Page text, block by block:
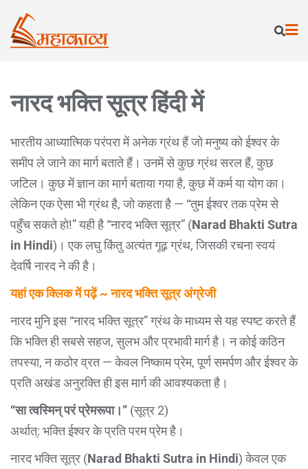
नारद भक्ति सूत्र हिंदी में
भारतीय आध्यात्मिक परंपरा में अनेक ग्रंथ हैं जो मनुष्य को ईश्वर के
समीप ले जाने का मार्ग बताते हैं। उनमें से कुछ ग्रंथ सरल हैं, कुछ
जटिल। कुछ में ज्ञान का मार्ग बताया गया है, कुछ में कर्म या योग का।
लेकिन एक ऐसा भी ग्रंथ है, जो कहता है — “तुम ईश्वर तक प्रेम से
पहुँच सकते हो!” यही है “नारद भक्ति सूत्र” (Narad Bhakti Sutra
in Hindi)। एक लघु किंतु अत्यंत गूढ़ ग्रंथ, जिसकी रचना स्वयं
देवर्षि नारद ने की है।
यहां एक क्लिक में पढ़ें ~ नारद भक्ति सूत्र अंग्रेजी
नारद मुनि इस “नारद भक्ति सूत्र” ग्रंथ के माध्यम से यह स्पष्ट करते हैं
कि भक्ति ही सबसे सहज, सुलभ और प्रभावी मार्ग है। न कोई कठिन
तपस्या, न कठोर व्रत — केवल निष्काम प्रेम, पूर्ण समर्पण और ईश्वर के
प्रति अखंड अनुरक्ति ही इस मार्ग की आवश्यकता है।
“सा त्वस्मिन् परं प्रेमरूपा।” (सूत्र 2)
अर्थात्: भक्ति ईश्वर के प्रति परम प्रेम है।
नारद भक्ति सूत्र (Narad Bhakti Sutra in Hindi) केवल एक